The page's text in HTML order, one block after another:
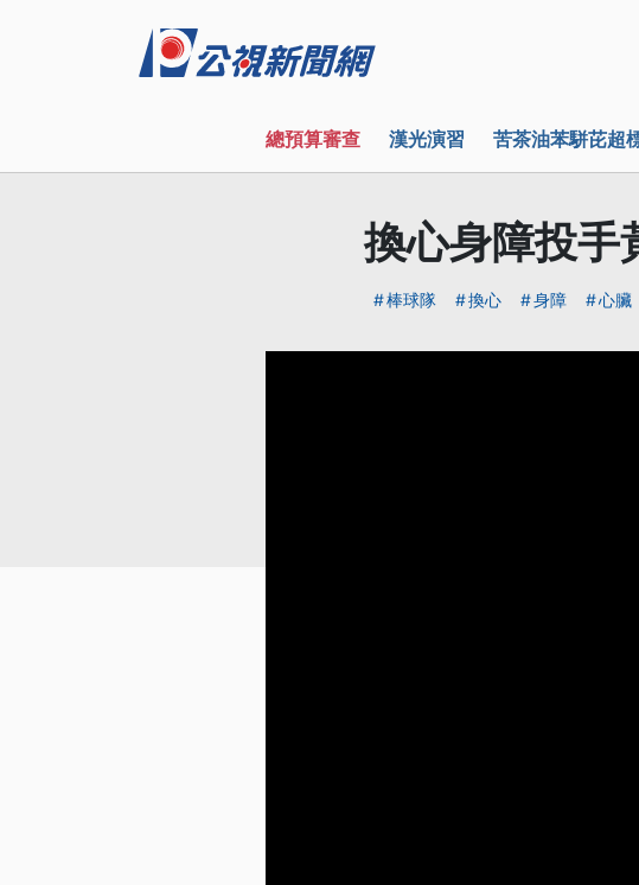
總預算審查 漢光演習 苦茶油苯駢芘超
換心身障投手
棒球隊 換心 身障 心臟